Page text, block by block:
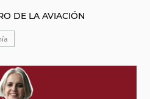
DE LA AVIACIÓN